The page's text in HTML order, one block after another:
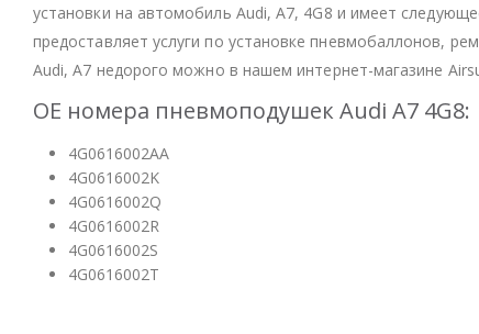
установки на автомобиль Audi, A7, 4G8 и имеет
предоставляет услуги по установке пневмобаллонов,
Audi, A7 недорого можно в нашем интернет-магазине
OE номера пневмоподушек Audi A7 4G8:
4G0616002AA
4G0616002K
4G0616002Q
4G0616002R
4G0616002S
4G0616002T